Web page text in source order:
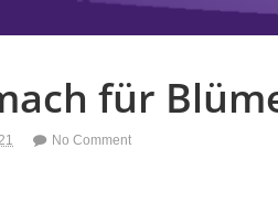
für
No Comment